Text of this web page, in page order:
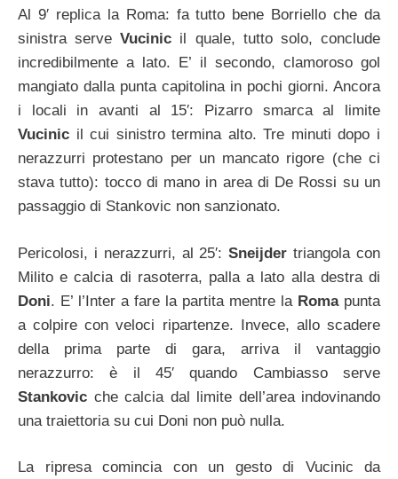
Al 9′ replica la Roma: fa tutto bene Borriello che da
sinistra serveVucinic il quale, tutto solo, conclude
incredibilmente a lato. E’ il secondo, clamoroso gol
mangiato dalla punta capitolina in pochi giorni. Ancora
i locali in avanti al 15′: Pizarro smarca al limite
Vucinic il cui sinistro termina alto. Tre minuti dopo i
nerazzurri protestano per un mancato rigore (che ci
stava tutto): tocco di mano in area di De Rossi su un
passaggio di Stankovic non sanzionato.
Pericolosi, i nerazzurri, al 25′:Sneijdertriangola con
Milito e calcia di rasoterra, palla a lato alla destra di
Doni. E’ l’Inter a fare la partita mentre la Roma punta
a colpire con veloci ripartenze. Invece, allo scadere
della prima parte di gara, arriva il vantaggio
nerazzurro: è il 45′ quando Cambiasso serve
Stankovic che calcia dal limite dell’area indovinando
una traiettoria su cui Doni non può nulla.
La ripresa comincia con un gesto di Vucinic da